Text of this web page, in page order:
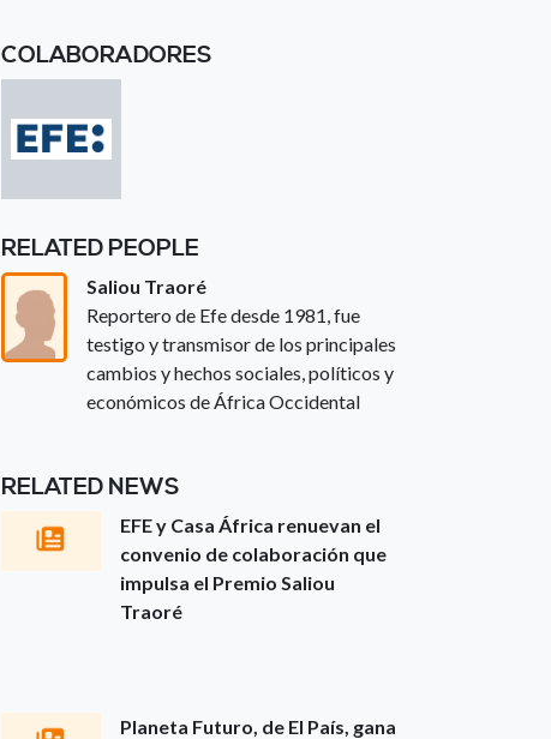
COLABORADORES
RELATED PEOPLE
Saliou Traoré
Reportero de Efe desde 1981, fue
testigo y transmisor de los principales
cambios y hechos sociales, políticos y
económicos de África Occidental
RELATED NEWS
EFE y Casa África renuevan el
convenio de colaboración que
impulsa el Premio Saliou
Traoré
Planeta Futuro, de El País, gana